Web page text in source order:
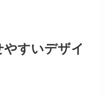
すいデザイ